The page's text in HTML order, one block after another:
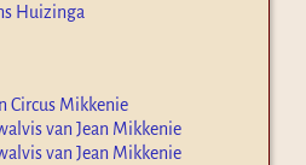
Huizinga
Circus Mikkenie
van Jean Mikkenie
van Jean Mikkenie